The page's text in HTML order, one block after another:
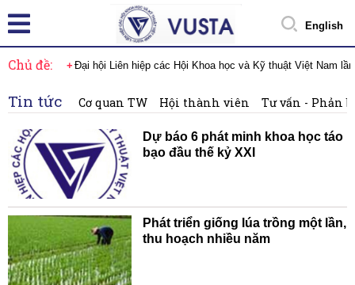
English
Chủ đề: Đại hội Liên hiệp các Hội Khoa học và Kỹ thuật Việt Nam
Tin tức Cơ quan TW Hội thành viên Tư vấn - Phản
Dự báo 6 phát minh khoa học táo
bạo đầu thế kỷ XXI
Phát triển giống lúa trồng một lần,
thu hoạch nhiều năm